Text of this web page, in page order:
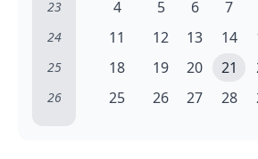
23 4 5 6 7
24 11 12 13 14
25 18 19 20 21
26 25 26 27 28